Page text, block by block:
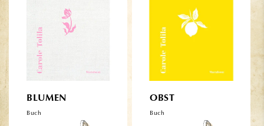
BLUMEN
Buch
OBST
Buch